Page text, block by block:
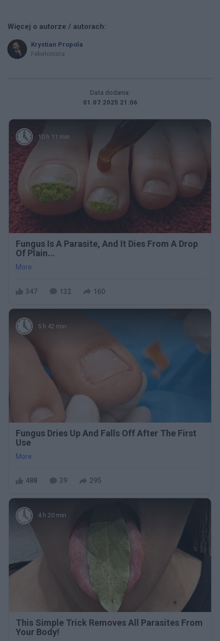
Więcej o autorze / autorach:
Krystian Propola
Felietonista
Data dodania:
01.07.2025 21:06
10 h 11 min
Fungus Is A Parasite, And It Dies From A Drop
Of Plain...
More
347 132 160
5 h 42 min
Fungus Dries Up And Falls Off After The First
Use
More
488 39 295
4 h 20 min
This Simple Trick Removes All Parasites From
Your Body!